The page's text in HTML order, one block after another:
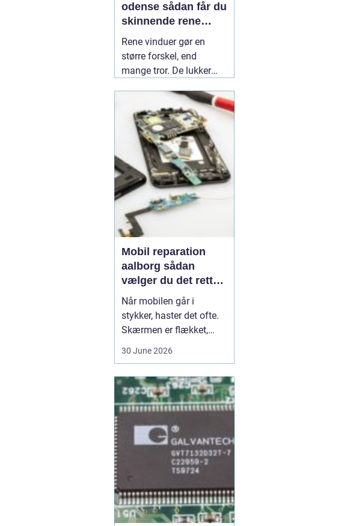
odense sådan får du
skinnende rene
ruder året rundt
Rene vinduer gør en
større forskel, end
mange tror. De lukker
erhvervsbygninger til at
fremstå velholdte og
giver et bedre indeklima.
Flere boligejere og
virksomheder vælger
derfor at bruge en
professionel01 July
2026
Mobil reparation
aalborg sådan
vælger du det rette
værksted
Når mobilen går i
stykker, haster det ofte.
Skærmen er flækket,
Aalborg er der flere
værksteder at vælge
imellem, og det kan være
svært at gennemskue,
hvem der faktisk leverer
30 June 2026